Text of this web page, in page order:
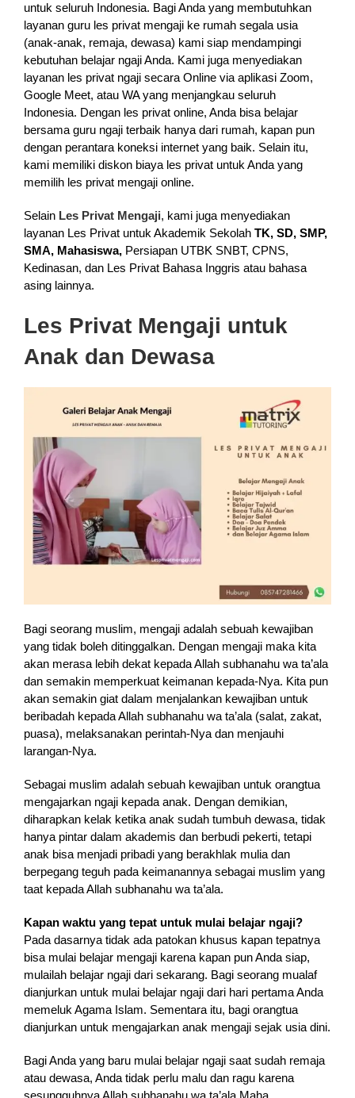
untuk seluruh Indonesia. Bagi Anda yang membutuhkan
layanan guru les privat mengaji ke rumah segala usia
(anak-anak, remaja, dewasa) kami siap mendampingi
kebutuhan belajar ngaji Anda. Kami juga menyediakan
layanan les privat ngaji secara Online via aplikasi Zoom,
Google Meet, atau WA yang menjangkau seluruh
Indonesia. Dengan les privat online, Anda bisa belajar
bersama guru ngaji terbaik hanya dari rumah, kapan pun
dengan perantara koneksi internet yang baik. Selain itu,
kami memiliki diskon biaya les privat untuk Anda yang
memilih les privat mengaji online.
Selain Les Privat Mengaji, kami juga menyediakan
layanan Les Privat untuk Akademik Sekolah TK, SD, SMP,
SMA, Mahasiswa,Persiapan UTBK SNBT, CPNS,
Kedinasan, dan Les Privat Bahasa Inggris atau bahasa
asing lainnya.
Les Privat Mengaji untuk
Anak dan Dewasa
Bagi seorang muslim, mengaji adalah sebuah kewajiban
yang tidak boleh ditinggalkan. Dengan mengaji maka kita
akan merasa lebih dekat kepada Allah subhanahu wa ta’ala
dan semakin memperkuat keimanan kepada-Nya. Kita pun
akan semakin giat dalam menjalankan kewajiban untuk
beribadah kepada Allah subhanahu wa ta’ala (salat, zakat,
puasa), melaksanakan perintah-Nya dan menjauhi
larangan-Nya.
Sebagai muslim adalah sebuah kewajiban untuk orangtua
mengajarkan ngaji kepada anak. Dengan demikian,
diharapkan kelak ketika anak sudah tumbuh dewasa, tidak
hanya pintar dalam akademis dan berbudi pekerti, tetapi
anak bisa menjadi pribadi yang berakhlak mulia dan
berpegang teguh pada keimanannya sebagai muslim yang
taat kepada Allah subhanahu wa ta’ala.
Kapan waktu yang tepat untuk mulai belajar ngaji?
Pada dasarnya tidak ada patokan khusus kapan tepatnya
bisa mulai belajar mengaji karena kapan pun Anda siap,
mulailah belajar ngaji dari sekarang. Bagi seorang mualaf
dianjurkan untuk mulai belajar ngaji dari hari pertama Anda
memeluk Agama Islam. Sementara itu, bagi orangtua
dianjurkan untuk mengajarkan anak mengaji sejak usia dini.
Bagi Anda yang baru mulai belajar ngaji saat sudah remaja
atau dewasa, Anda tidak perlu malu dan ragu karena
sesungguhnya Allah subhanahu wa ta’ala Maha